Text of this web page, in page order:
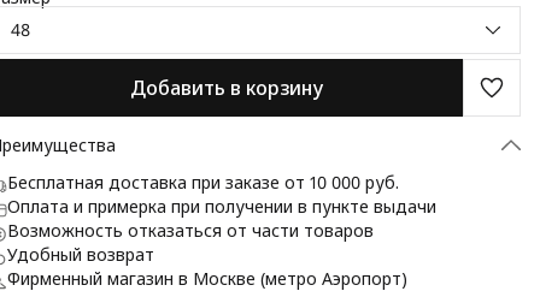
48
Добавить в корзину
Бесплатная доставка при заказе от 10 000 руб.
Оплата и примерка при получении в пункте выдачи
Возможность отказаться от части товаров
Удобный возврат
Фирменный магазин в Москве (метро Аэропорт)